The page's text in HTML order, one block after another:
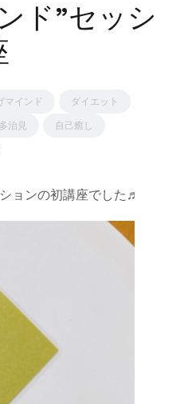
ド”セッシ
マインド ダイエット
多治見 自己癒し
ョンの初講座でした♬